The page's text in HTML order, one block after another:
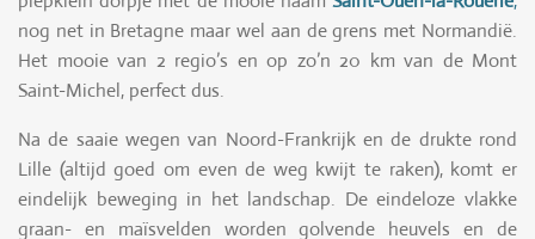
nog net in Bretagne maar wel aan de grens met Normandië.
Het mooie van 2 regio’s en op zo’n 20 km van de Mont
Saint-Michel, perfect dus.
Na de saaie wegen van Noord-Frankrijk en de drukte rond
Lille (altijd goed om even de weg kwijt te raken), komt er
eindelijk beweging in het landschap. De eindeloze vlakke
graan- en maïsvelden worden golvende heuvels en de